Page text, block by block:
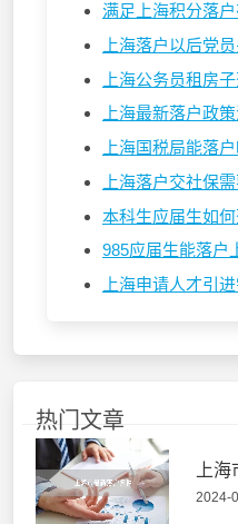
满足上海积分落
上海落户以后党
上海公务员租房
上海最新落户政
上海国税局能落
上海落户交社保
本科生应届生如
985应届生能落户
上海申请人才引
热门文章
上
2024-